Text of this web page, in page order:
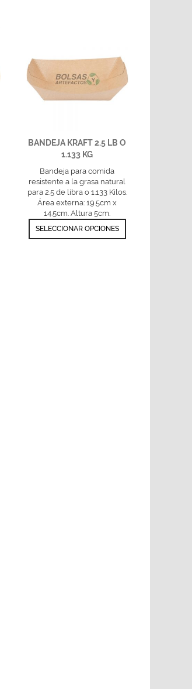
BANDEJA KRAFT 2.5 LB O
1.133 KG
Bandeja para comida
resistente a la grasa natural
para 2.5 de libra o 1.133 Kilos.
Área externa: 19.5cm x
14.5cm. Altura 5cm.
SELECCIONAR OPCIONES